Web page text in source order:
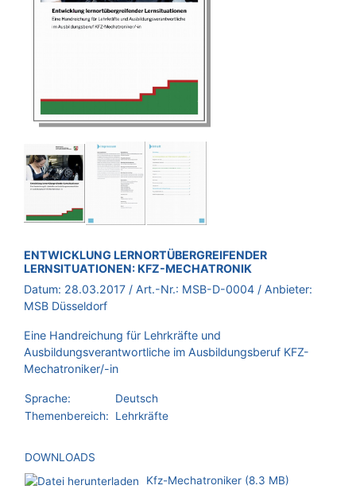
BROSCHÜRE:
ENTWICKLUNG LERNORTÜBERGREIFENDER
LERNSITUATIONEN: KFZ-MECHATRONIK
Datum: 28.03.2017 / Art.-Nr.: MSB-D-0004 / Anbieter:
MSB Düsseldorf
Eine Handreichung für Lehrkräfte und
Ausbildungsverantwortliche im Ausbildungsberuf KFZ-
Mechatroniker/-in
Sprache:
Deutsch
Themenbereich:
Lehrkräfte
DOWNLOADS
Kfz-Mechatroniker (8.3 MB)